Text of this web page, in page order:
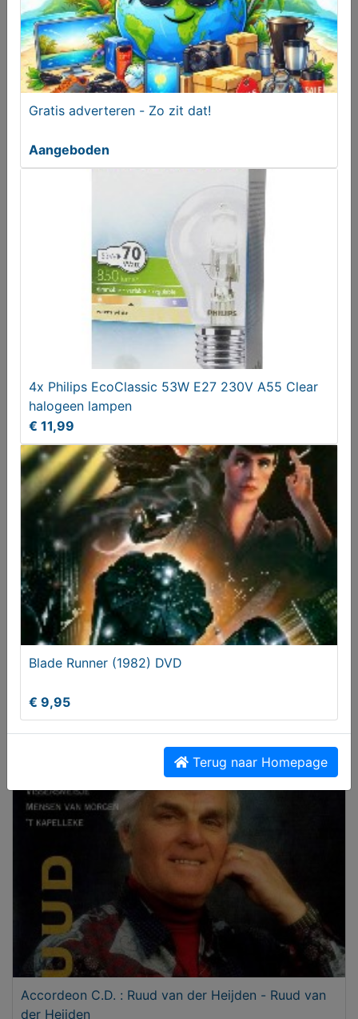
Poppen spreken (poppentheater) - H.R. Hoetink
All about the racing greyhound (prijs incl. verzend)
€ 10,00
Mercedes AMG Breedset 17 inch Styling III
gerestaureerd
Accordeon C.D. : Ruud van der Heijden - Ruud van
der Heijden
Gratis adverteren - Zo zit dat!
Aangeboden
4x Philips EcoClassic 53W E27 230V A55 Clear
halogeen lampen
€ 11,99
Blade Runner (1982) DVD
€ 9,95
Terug naar Homepage